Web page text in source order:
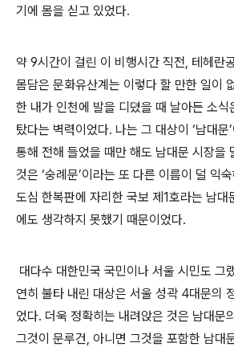
기에 몸을 싣고 있었다.
약 9시간이 걸린 이 비행시간 직전, 테헤란
몸담은 문화유산계는 이렇다 할 만한 일이
한 내가 인천에 발을 디뎠을 때 날아든 소식
탔다는 벽력이었다. 나는 그 대상이 ‘남대문
통해 전해 들었을 때만 해도 남대문 시장을
것은 ‘숭례문’이라는 또 다른 이름이 덜 익
도심 한복판에 자리한 국보 제1호라는 남대
에도 생각하지 못했기 때문이었다.
대다수 대한민국 국민이나 서울 시민도 그
연히 불타 내린 대상은 서울 성곽 4대문의
었다. 더욱 정확히는 내려앉은 것은 남대문
그것이 문루건, 아니면 그것을 포함한 남대